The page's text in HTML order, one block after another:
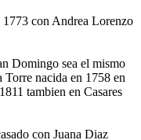
1773 con Andrea Lorenzo
Domingo sea el mismo
Torre nacida en 1758 en
tambien en Casares
con Juana Diaz